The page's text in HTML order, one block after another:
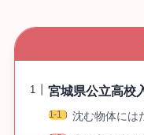
宮城県公立高校
沈む物体には